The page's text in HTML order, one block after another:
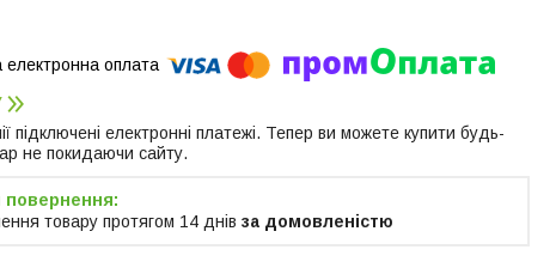
підключені електронні платежі. Тепер ви можете купити будь-
не покидаючи сайту.
товару протягом 14 днів за домовленістю